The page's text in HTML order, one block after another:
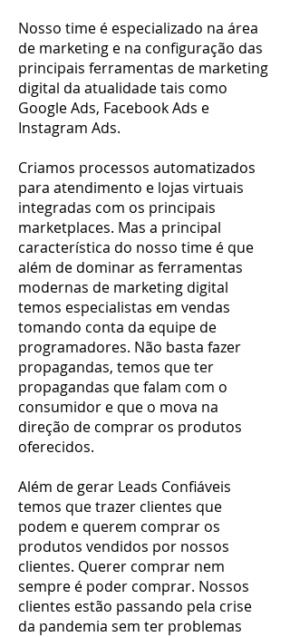
Nosso time é especializado na área
de marketing e na configuração das
principais ferramentas de marketing
digital da atualidade tais como
Google Ads, Facebook Ads e
Instagram Ads.
Criamos processos automatizados
para atendimento e lojas virtuais
integradas com os principais
marketplaces. Mas a principal
característica do nosso time é que
além de dominar as ferramentas
modernas de marketing digital
temos especialistas em vendas
tomando conta da equipe de
programadores. Não basta fazer
propagandas, temos que ter
propagandas que falam com o
consumidor e que o mova na
direção de comprar os produtos
oferecidos.
Além de gerar Leads Confiáveis
temos que trazer clientes que
podem e querem comprar os
produtos vendidos por nossos
clientes. Querer comprar nem
sempre é poder comprar. Nossos
clientes estão passando pela crise
da pandemia sem ter problemas